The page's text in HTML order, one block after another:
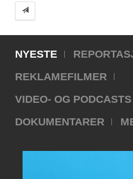
NYESTE
REKLAMEFILMER
VIDEO- OG PODCASTS
DOKUMENTARER